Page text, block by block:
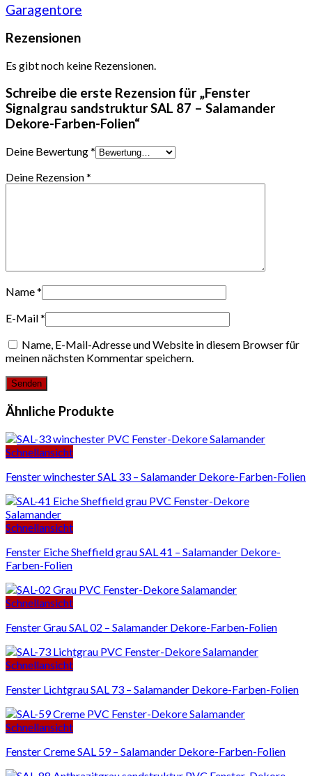
Garagentore
Rezensionen
Es gibt noch keine Rezensionen.
Schreibe die erste Rezension für „Fenster
Signalgrau sandstruktur SAL 87 – Salamander
Dekore-Farben-Folien“
Deine Bewertung*
Deine Rezension*
Name*
E-Mail*
Name, E-Mail-Adresse und Website in diesem Browser für
meinen nächsten Kommentar speichern.
Ähnliche Produkte
Schnellansicht
Fenster winchester SAL 33 – Salamander Dekore-Farben-Folien
Schnellansicht
Fenster Eiche Sheffield grau SAL 41 – Salamander Dekore-
Farben-Folien
Schnellansicht
Fenster Grau SAL 02 – Salamander Dekore-Farben-Folien
Schnellansicht
Fenster Lichtgrau SAL 73 – Salamander Dekore-Farben-Folien
Schnellansicht
Fenster Creme SAL 59 – Salamander Dekore-Farben-Folien